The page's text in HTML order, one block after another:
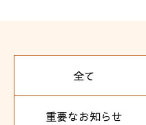
全て
重要なお知らせ